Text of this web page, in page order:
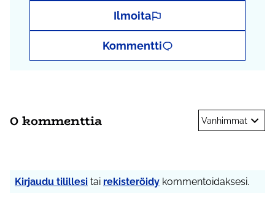
Ilmoita
Kommentti
0 kommenttia Vanhimmat
Kirjaudu tilillesi tai rekisteröidy kommentoidaksesi.